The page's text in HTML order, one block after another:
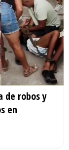
de robos y
en